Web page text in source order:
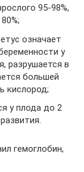
95-98%,
означает
у
разрушается в
большей
кислород;
у плода до 2
гемоглобин,